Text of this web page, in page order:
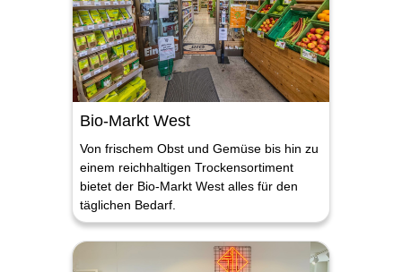
Bio-Markt West
Von frischem Obst und Gemüse bis hin zu
einem reichhaltigen Trockensortiment
bietet der Bio-Markt West alles für den
täglichen Bedarf.